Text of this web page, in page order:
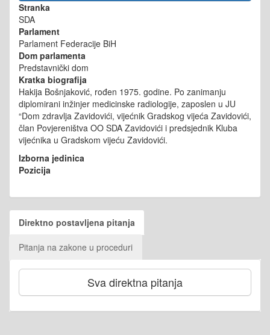
Stranka
SDA
Parlament
Parlament Federacije BiH
Dom parlamenta
Predstavnički dom
Kratka biografija
Hakija Bošnjaković, rođen 1975. godine. Po zanimanju
diplomirani inžinjer medicinske radiologije, zaposlen u JU
“Dom zdravlja Zavidovići, vijećnik Gradskog vijeća Zavidovići,
član Povjereništva OO SDA Zavidovići i predsjednik Kluba
vijećnika u Gradskom vijeću Zavidovići.
Izborna jedinica
Pozicija
Direktno postavljena pitanja
Pitanja na zakone u proceduri
Sva direktna pitanja